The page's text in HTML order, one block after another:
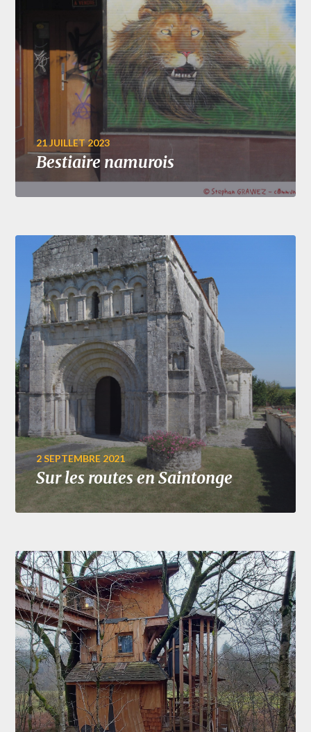
21 JUILLET 2023
Bestiaire namurois
2 SEPTEMBRE 2021
Sur les routes en Saintonge